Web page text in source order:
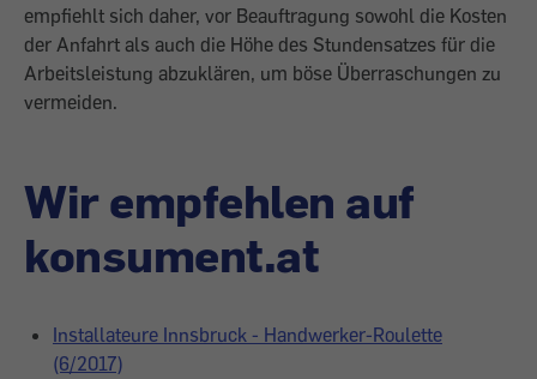
empfiehlt sich daher, vor Beauftragung sowohl die Kosten
der Anfahrt als auch die Höhe des Stundensatzes für die
Arbeitsleistung abzuklären, um böse Überraschungen zu
vermeiden.
Wir empfehlen auf
konsument.at
Installateure Innsbruck - Handwerker-Roulette
(6/2017)